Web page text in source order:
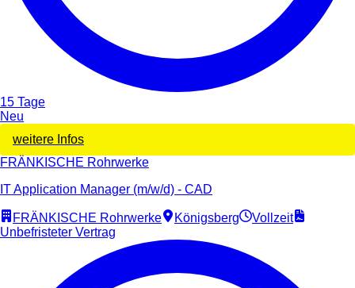
15 Tage
Neu
weitere Infos
FRÄNKISCHE Rohrwerke
IT Application Manager (m/w/d) - CAD
FRÄNKISCHE Rohrwerke Königsberg
Vollzeit
Unbefristeter Vertrag